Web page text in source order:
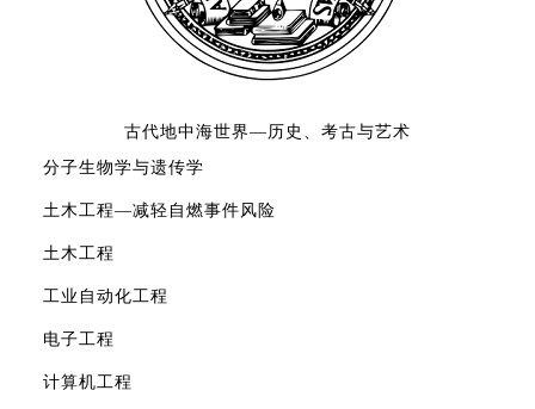
古代地中海世界—历史、考古与艺术
分子生物学与遗传学
土木工程—减轻自燃事件风险
土木工程
工业自动化工程
电子工程
计算机工程